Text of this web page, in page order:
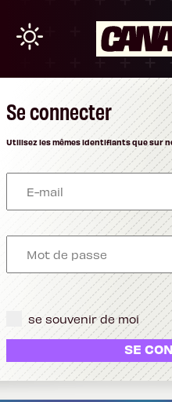
Se connecter
Utilisez les mêmes identifiants que sur
se souvenir de moi
SE